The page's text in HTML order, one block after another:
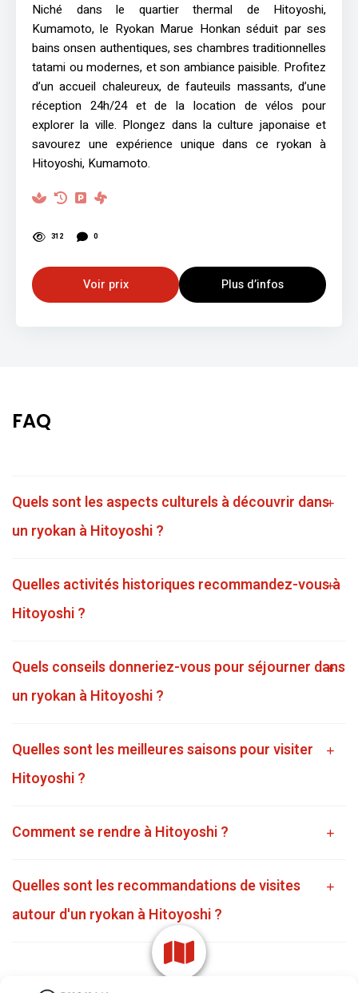
Niché dans le quartier thermal de Hitoyoshi,
Kumamoto, le Ryokan Marue Honkan séduit par ses
bains onsen authentiques, ses chambres traditionnelles
tatami ou modernes, et son ambiance paisible. Profitez
d’un accueil chaleureux, de fauteuils massants, d’une
réception 24h/24 et de la location de vélos pour
explorer la ville. Plongez dans la culture japonaise et
savourez une expérience unique dans ce ryokan à
Hitoyoshi, Kumamoto.
312 0
Voir prix Plus d’infos
FAQ
Quels sont les aspects culturels à découvrir dans
un ryokan à Hitoyoshi ?
Quelles activités historiques recommandez-vous à
Hitoyoshi ?
Quels conseils donneriez-vous pour séjourner dans
un ryokan à Hitoyoshi ?
Quelles sont les meilleures saisons pour visiter
Hitoyoshi ?
Comment se rendre à Hitoyoshi ?
Quelles sont les recommandations de visites
autour d'un ryokan à Hitoyoshi ?